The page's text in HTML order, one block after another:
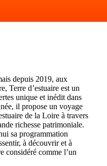
depuis 2019, aux
Terre d’estuaire est un
unique et inédit dans
il propose un voyage
de la Loire à travers
richesse patrimoniale.
sa programmation
à découvrir et à
considéré comme l’un